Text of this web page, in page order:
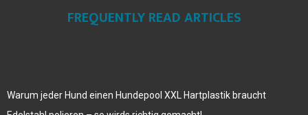
FREQUENTLY READ ARTICLES
Warum jeder Hund einen Hundepool XXL Hartplastik braucht